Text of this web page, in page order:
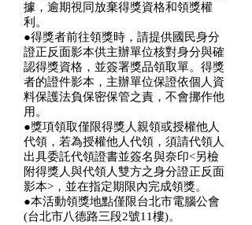
據，逾期視同放棄得獎資格和領獎權
利。
●得獎者前往領獎時，請提供國民身分
證正反面影本供主辦單位核對身分與確
認得獎資格，並簽署獎品領取單。得獎
者的證件影本，主辦單位保證依個人資
料保護法負保密保管之責，不會挪作他
用。
●獎項領取僅限得獎人親領或授權他人
代領，若為授權他人代領，須請代領人
出具委託代領證書並簽名與奈印<另檢
附得獎人與代領人雙方之身分證正反面
影本>，並在指定期限內完成領獎。
●本活動領獎地點僅限台北市電腦公會
(台北市八德路三段2號11樓)。